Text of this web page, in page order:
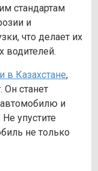
стандартам
и
что делает их
в Казахстане,
Он станет
и
упустите
не только